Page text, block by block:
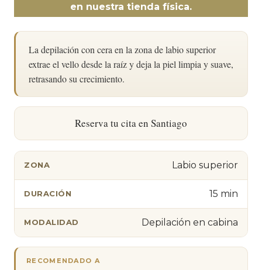
en nuestra tienda física.
La depilación con cera en la zona de labio superior
extrae el vello desde la raíz y deja la piel limpia y suave,
retrasando su crecimiento.
Reserva tu cita en Santiago
ZONA Labio superior
DURACIÓN 15 min
MODALIDAD Depilación en cabina
RECOMENDADO A